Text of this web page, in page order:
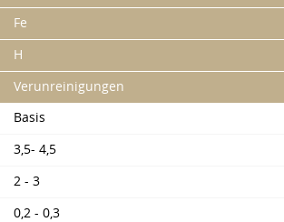
Fe
H
Verunreinigungen
Basis
3,5- 4,5
2 - 3
0,2 - 0,3